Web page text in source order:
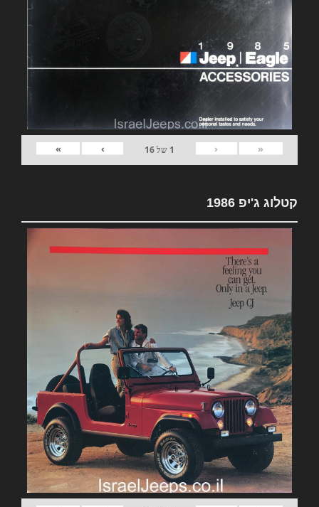
«
‹
1 של16
›
»
קטלוג ג'יפ 1986